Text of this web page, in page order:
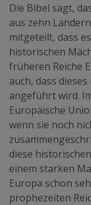
Die Bibel sagt,
aus zehn
mitgeteilt, dass
historischen
früheren Reiche
auch, dass
angeführt wird.
Europäische
wenn sie noch
diese
einem starken
Europa schon
prophezeiten